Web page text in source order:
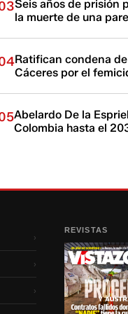
Seis años de prisión
la muerte de una
Ratifican condena
Cáceres por el
Abelardo De la
Colombia hasta el
›
›
›
REVISTAS